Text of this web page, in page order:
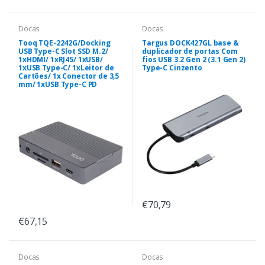
Docas
Tooq TQE-2242G/Docking
USB Type-C Slot SSD M.2/
1xHDMI/ 1xRJ45/ 1xUSB/
1xUSB Type-C/ 1xLeitor de
Cartões/ 1x Conector de 3,5
mm/ 1xUSB Type-C PD
€67,15
Docas
Targus DOCK427GL base &
duplicador de portas Com
fios USB 3.2 Gen 2 (3.1 Gen 2)
Type-C Cinzento
€70,79
Docas
Docas